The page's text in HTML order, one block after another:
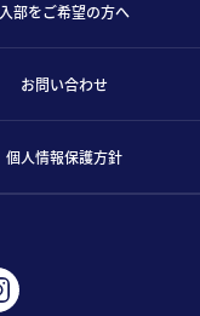
入部をご希望の方へ
お問い合わせ
個人情報保護方針